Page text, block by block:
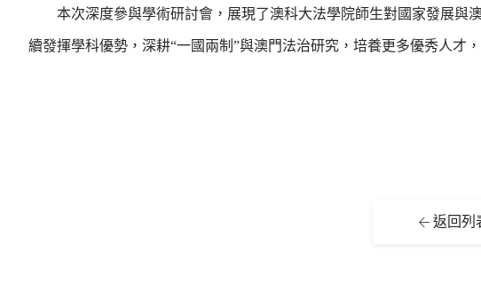
本次深度參與學術研討會，展現了澳科大法學院師生對國家發展與
續發揮學科優勢，深耕“一國兩制”與澳門法治研究，培養更多優秀人才
返回列